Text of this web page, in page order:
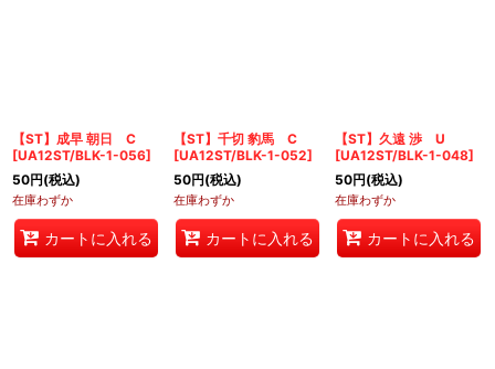
【ST】成早 朝日 C
[UA12ST/BLK-1-056]
50円(税込)
在庫わずか
カートに入れる
【ST】千切 豹馬 C
[UA12ST/BLK-1-052]
50円(税込)
在庫わずか
カートに入れる
【ST】久遠 渉 U
[UA12ST/BLK-1-048]
50円(税込)
在庫わずか
カートに入れる